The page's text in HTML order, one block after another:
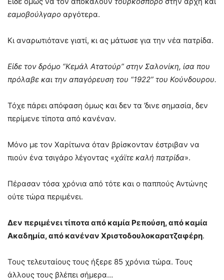
εαμοβούλγαρο αργότερα.
Κι αναρωτιότανε γιατί, κι ας μάτωσε για την νέα πατρίδα.
Είδε τον δρόμο “Κεμάλ Ατατούρ” στην Σαλονίκη, ίσα που
πρόλαβε και την απαγόρευση του “1922” του Κούνδουρου.
Τόχε πάρει απόφαση όμως και δεν τα ’δινε σημασία, δεν
περίμενε τίποτα από κανέναν.
Μόνο με τον Χαρίτωνα όταν βρίσκονταν έστριβαν να
πιούν ένα τσιγάρο λέγοντας «χάϊτε καλή πατρίδα».
Πέρασαν τόσα χρόνια από τότε και ο παππούς Αντώνης
ούτε τώρα περιμένει.
Δεν περιμένει τίποτα από καμία Ρεπούση, από καμία
Ακαδημία, από κανέναν Χριστοδουλοκαρατζαφέρη.
Τους τελευταίους τους ήξερε 85 χρόνια τώρα. Τους
άλλους τους βλέπει σήμερα…